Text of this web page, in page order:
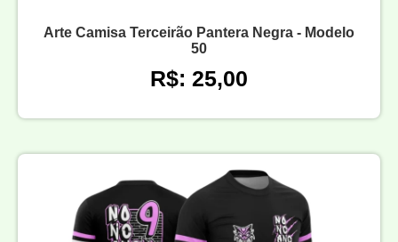
Arte Camisa Terceirão Pantera Negra - Modelo
50
R$: 25,00